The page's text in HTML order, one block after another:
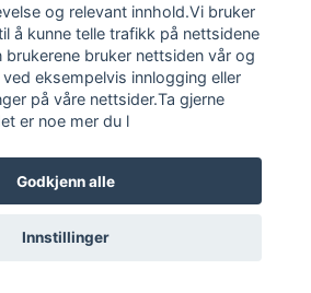
© 2026 Vassbrekko AS
og relevant innhold.Vi bruker
å kunne telle trafikk på nettsidene
bruker nettsiden vår og
eksempelvis innlogging eller
på våre nettsider.Ta gjerne
er noe mer du l
Godkjenn alle
Innstillinger